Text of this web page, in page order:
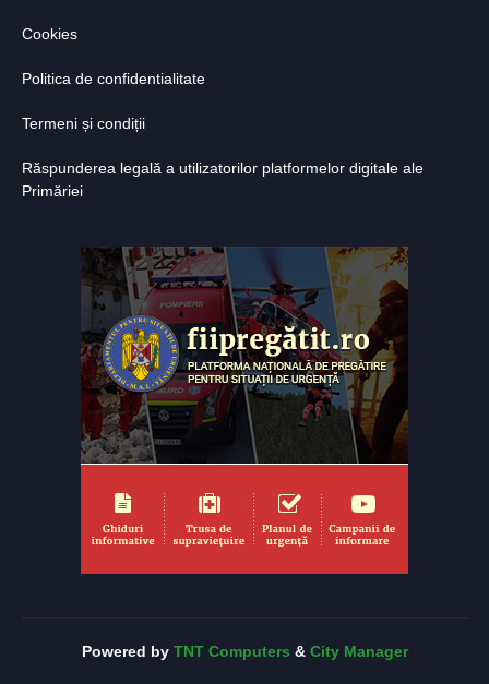
Cookies
Politica de confidentialitate
Termeni și condiții
Răspunderea legală a utilizatorilor platformelor digitale ale
Primăriei
Powered by TNT Computers & City Manager